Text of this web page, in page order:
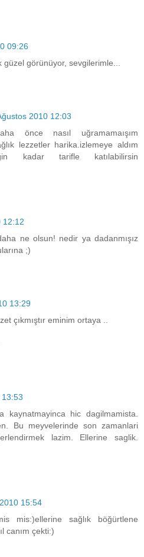
09:26
güzel görünüyor, sevgilerimle...
2010 12:03
önce nasıl uğramamaışım
lezzetler harika.izlemeye aldım
kadar tarifle katılabilirsin
12:12
ne olsun! nedir ya dadanmışız
;)
13:29
çıkmıştır eminim ortaya ..
kaynatmayinca hic dagilmamista.
Bu meyvelerinde son zamanlari
lazim. Ellerine saglik.
15:54
mis:)ellerine sağlık böğürtlene
canım çekti:)